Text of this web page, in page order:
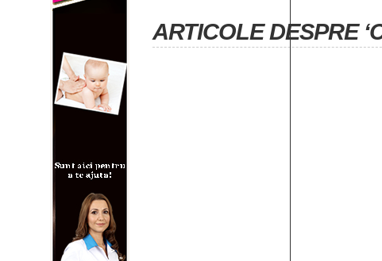
ARTICOLE DESPRE